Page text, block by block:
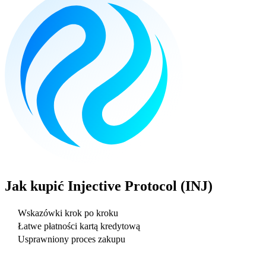
Jak kupić Injective Protocol (INJ)
Wskazówki krok po kroku
Łatwe płatności kartą kredytową
Usprawniony proces zakupu